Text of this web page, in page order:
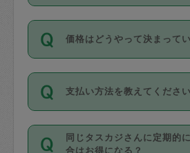
依頼1回につき3時間固定
超えて依頼したい場合は、
利用ください。機能をご
の上事前申請することが必
お、3時間を下回っても、
いません。
価格はどうやって決まって
11種類の価格帯の中から
身が価格を選んで設定して
タスカジさんの価格設定
があり、レビュー件数、
値、などで除々に設定可能
支払い方法を教えてください
お支払方法はクレジット
Master／JCB／
同じタスカジさんに定期的
合はお得になる？